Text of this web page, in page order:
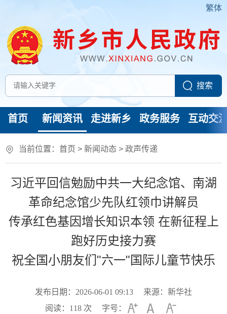
繁体
首页 新闻资讯 走进新乡 政务服务 互动交
当前位置： 首页 > 新闻动态 > 政声传递
习近平回信勉励中共一大纪念馆、南湖
革命纪念馆少先队红领巾讲解员
传承红色基因增长知识本领 在新征程上
跑好历史接力赛
祝全国小朋友们"六一"国际儿童节快乐
发布日期：2026-06-01 09:13
来源：新华社
阅读： 118次 字号：